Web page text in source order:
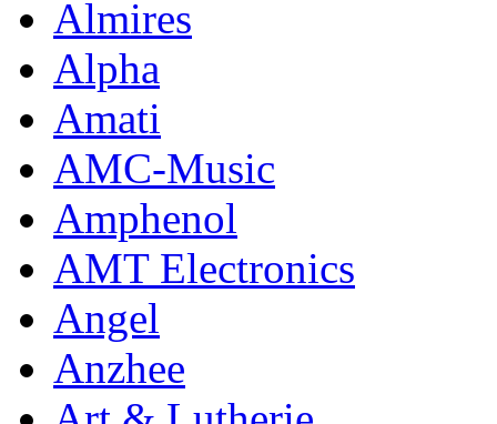
Almires
Alpha
Amati
AMC-Music
Amphenol
AMT Electronics
Angel
Anzhee